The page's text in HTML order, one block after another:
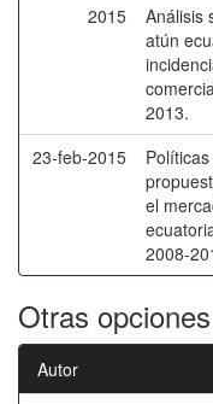
2015
Análisis
atún
2013.
23-feb-2015
el
2008-
Otras
Autor